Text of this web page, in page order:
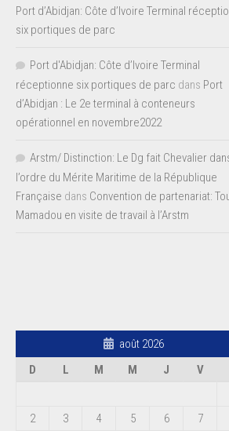
Port d’Abidjan: Côte d’Ivoire Terminal
six portiques de parc
Port d'Abidjan: Côte d’Ivoire Terminal
réceptionne six portiques de parc dans Port
d’Abidjan : Le 2e terminal à conteneurs
opérationnel en novembre2022
Arstm/ Distinction: Le Dg fait Chevalier
l’ordre du Mérite Maritime de la République
Française dans Convention de partenariat:
Mamadou en visite de travail à l’Arstm
août 2026
D
L M M J V
2
3 4 5 6 7